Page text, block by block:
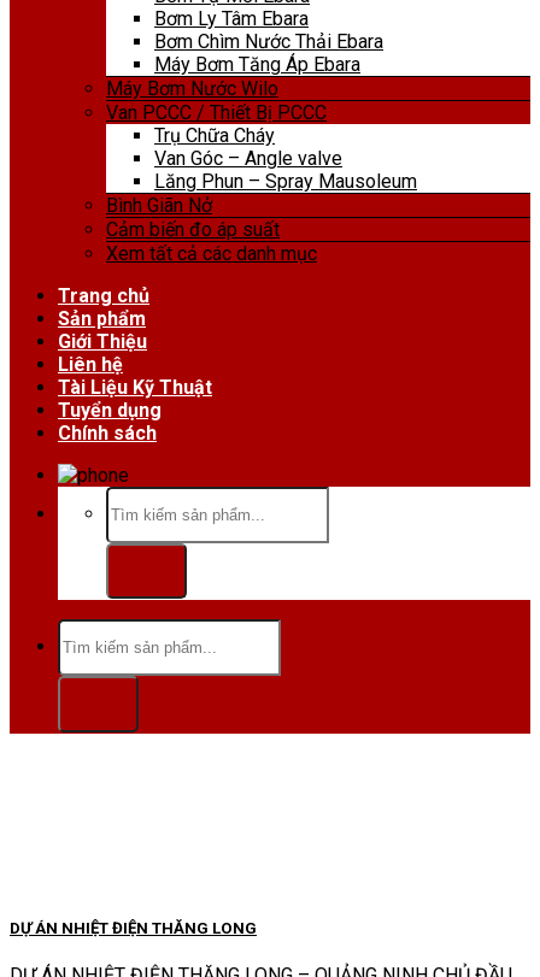
Bơm Ly Tâm Ebara
Bơm Chìm Nước Thải Ebara
Máy Bơm Tăng Áp Ebara
Máy Bơm Nước Wilo
Van PCCC / Thiết Bị PCCC
Trụ Chữa Cháy
Van Góc – Angle valve
Lăng Phun – Spray Mausoleum
Bình Giãn Nở
Cảm biến đo áp suất
Xem tất cả các danh mục
Trang chủ
Sản phẩm
Giới Thiệu
Liên hệ
Tài Liệu Kỹ Thuật
Tuyển dụng
Chính sách
Tìm
kiếm:
Tìm
kiếm:
DỰ ÁN NHIỆT ĐIỆN THĂNG LONG